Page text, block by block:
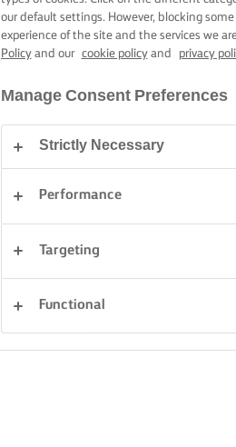
METODO
1 Preriscaldare
Tostare le
poterle
our default settings. However, blocking
experience of the site and the services we
Policyand our cookie policyand privacy
Manage Consent Preferences
Strictly Necessary
Performance
Targeting
Functional